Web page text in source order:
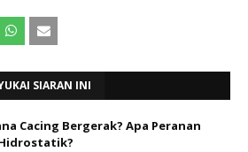
SIARAN INI
Cacing Bergerak? Apa Peranan